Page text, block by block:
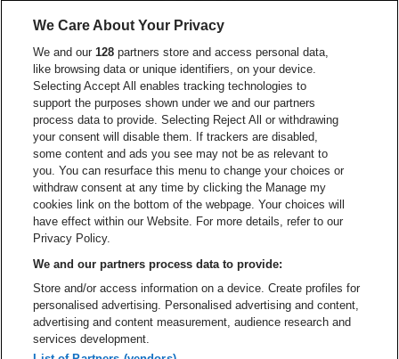
Visitez le site de Europcar
Visitez le site
Visitez le site de Coca-Cola
Visitez le site de Red Bull
Visitez le
Visitez le site de Champagne Pommery
Visitez le site de Le
Visitez le site de Le logo Lillet en
Visitez le site de
Visitez le site
Visitez le
Capitole Gent fait partie debe•at
Capitole Gent
Graaf Van Vlaanderenplein 5, 9000 Gand
Be-At Venues
Schijnpoortweg 119, 2170 Anvers
BTW (BE) 0461.051.688 - RPR Antwerpen
BNP Paribas Fortis - IBAN: BE93 2200 4925 0067 - BIC:
We Care About Your Privacy
We and our128 partners store and access personal data,
like browsing data or unique identifiers, on your device.
Selecting Accept All enables tracking technologies to
support the purposes shown under we and our partners
process data to provide. Selecting Reject All or withdrawing
your consent will disable them. If trackers are disabled,
some content and ads you see may not be as relevant to
you. You can resurface this menu to change your choices or
withdraw consent at any time by clicking the Manage my
cookies link on the bottom of the webpage. Your choices will
have effect within our Website. For more details, refer to our
Privacy Policy.
We and our partners process data to provide:
Store and/or access information on a device. Create profiles for
personalised advertising. Personalised advertising and content,
advertising and content measurement, audience research and
services development.